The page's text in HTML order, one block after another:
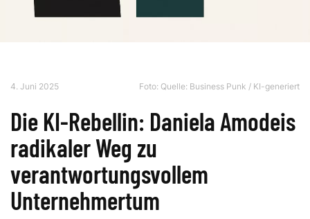
4. Juni 2025 Foto: Quelle: Business Punk / KI-generiert
Die KI-Rebellin: Daniela Amodeis
radikaler Weg zu
verantwortungsvollem
Unternehmertum